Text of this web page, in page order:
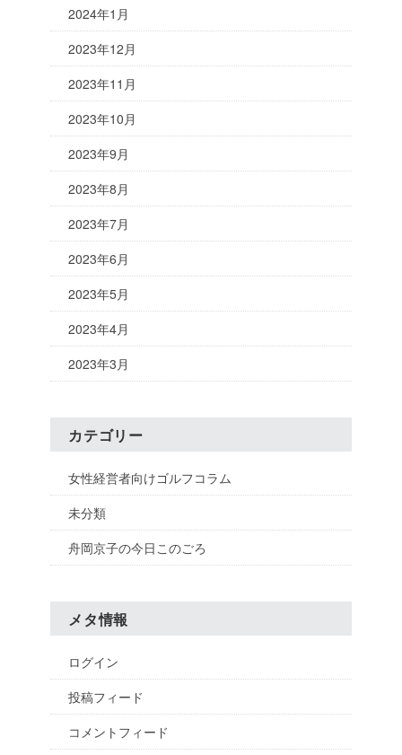
2024年1月
2023年12月
2023年11月
2023年10月
2023年9月
2023年8月
2023年7月
2023年6月
2023年5月
2023年4月
2023年3月
カテゴリー
女性経営者向けゴルフコラム
未分類
舟岡京子の今日このごろ
メタ情報
ログイン
投稿フィード
コメントフィード